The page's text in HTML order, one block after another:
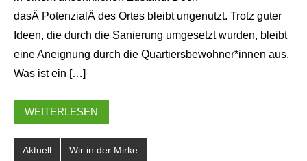
dasÂ PotenzialÂ des Ortes bleibt ungenutzt. Trotz guter
Ideen, die durch die Sanierung umgesetzt wurden, bleibt
eine Aneignung durch die Quartiersbewohner*innen aus.
Was ist ein […]
WEITERLESEN
Aktuell Wir in der Mirke